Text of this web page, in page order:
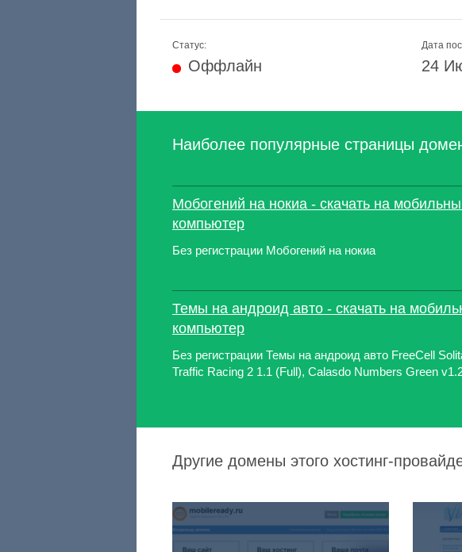
Статус:
Оффлайн
Дата
24
Наиболее популярные страницы
Мобогений на нокиа - скачать на
компьютер
Без регистрации Мобогений на нокиа
Темы на андроид авто - скачать на
компьютер
Без регистрации Темы на андроид авто FreeCell
Traffic Racing 2 1.1 (Full), Calasdo Numbers Green
Другие домены этого хостинг-